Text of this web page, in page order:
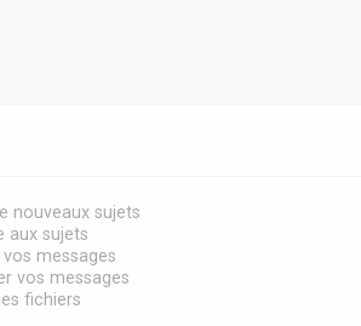
nouveaux sujets
aux sujets
messages
vos messages
fichiers